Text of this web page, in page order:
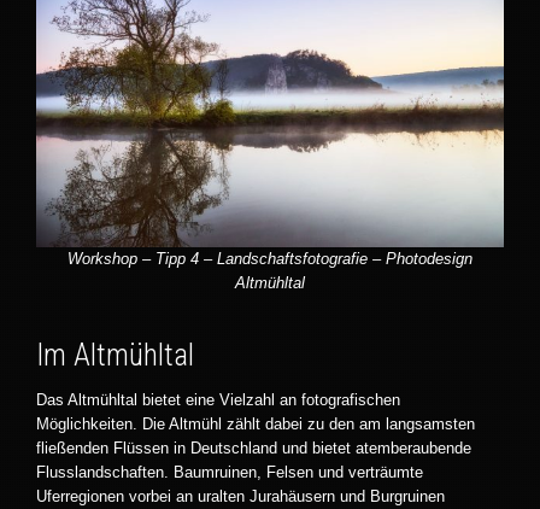
Workshop – Tipp 4 – Landschaftsfotografie – Photodesign
Altmühltal
Im Altmühltal
Das Altmühltal bietet eine Vielzahl an fotografischen
Möglichkeiten. Die Altmühl zählt dabei zu den am langsamsten
fließenden Flüssen in Deutschland und bietet atemberaubende
Flusslandschaften. Baumruinen, Felsen und verträumte
Uferregionen vorbei an uralten Jurahäusern und Burgruinen